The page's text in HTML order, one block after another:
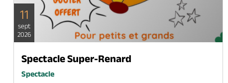
11
sept
2026
Spectacle Super-Renard
Spectacle